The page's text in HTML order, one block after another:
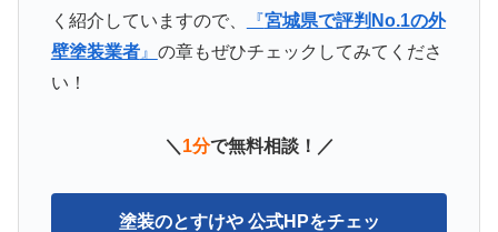
く紹介していますので、
『宮城県で評判No.1の外
壁塗装業者』 の章もぜひチェックしてみてくださ
い！
＼ 1分で無料相談！／
塗装のとすけや 公式HPをチェッ